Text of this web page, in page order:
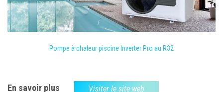
Pompe à chaleur piscine Inverter Pro au R32
En savoir plus Visiter le site web